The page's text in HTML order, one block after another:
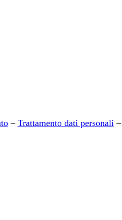
– Trattamento dati personali–